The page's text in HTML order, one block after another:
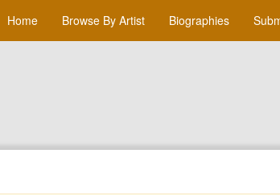
Home Browse By Artist Biographies